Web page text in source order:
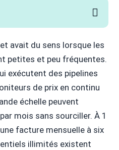
avait du sens lorsque les
petites et peu fréquentes.
exécutent des pipelines
de prix en continu
échelle peuvent
mois sans sourciller. À 1
facture mensuelle à six
illimités existent